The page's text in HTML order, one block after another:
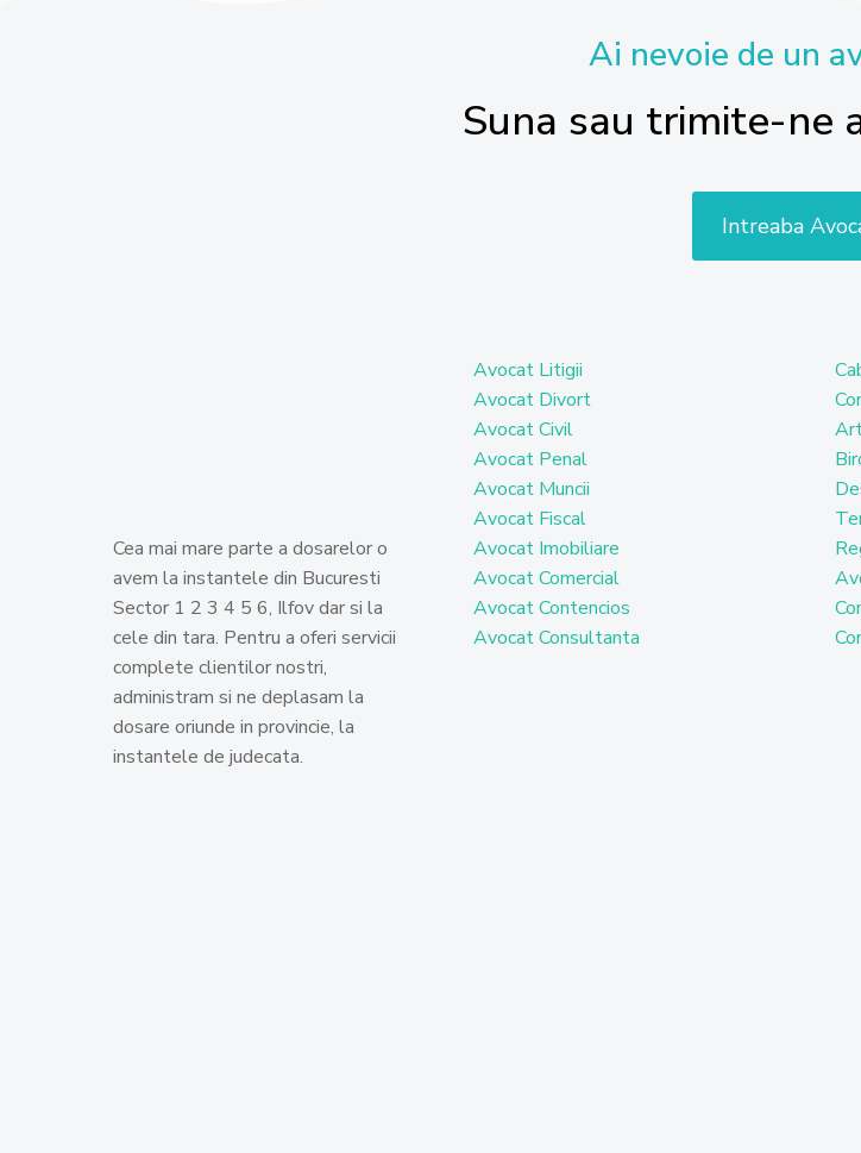
Ai nevoie de un
Suna sau trimite-ne
Intreaba
Cea mai mare parte a dosarelor o
avem la instantele din Bucuresti
Sector 1 2 3 4 5 6, Ilfov dar si la
cele din tara. Pentru a oferi servicii
complete clientilor nostri,
administram si ne deplasam la
dosare oriunde in provincie, la
instantele de judecata.
Avocat Litigii
Avocat Divort
Avocat Civil
Avocat Penal
Avocat Muncii
Avocat Fiscal
Avocat Imobiliare
Avocat Comercial
Avocat Contencios
Avocat Consultanta